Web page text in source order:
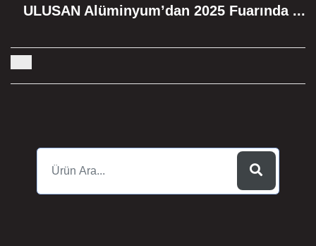
ULUSAN Alüminyum’dan 2025 Fuarında ...